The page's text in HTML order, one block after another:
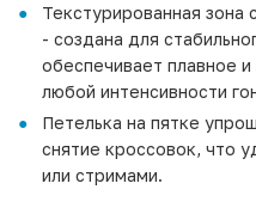
Текстурированная зона
- создана для
обеспечивает плавное
любой интенсивности
Петелька на пятке
снятие кроссовок, что
или стримами.